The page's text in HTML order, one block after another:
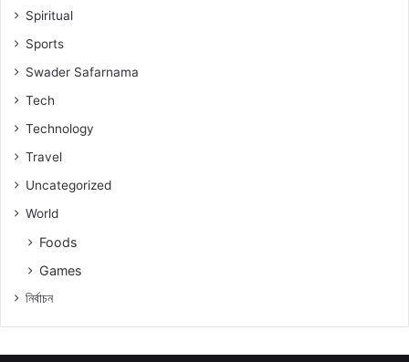
Spiritual
Sports
Swader Safarnama
Tech
Technology
Travel
Uncategorized
World
Foods
Games
নিৰ্বাচন